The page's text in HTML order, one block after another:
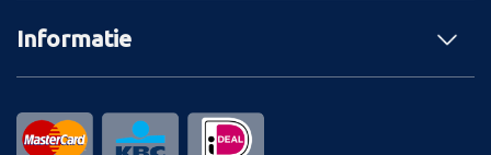
Informatie